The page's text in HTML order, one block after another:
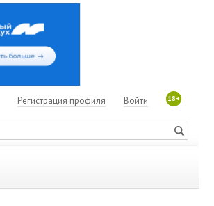
18+
Войти
Регистрация профиля